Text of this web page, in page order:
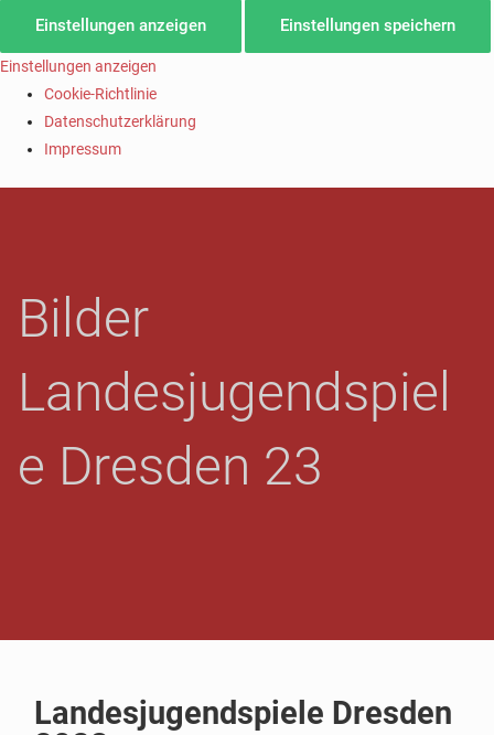
Einstellungen anzeigen Einstellungen speichern
Einstellungen anzeigen
Cookie-Richtlinie
Datenschutzerklärung
Impressum
BT. L
Bilder
Landesjugendspiel
e Dresden 23
Landesjugendspiele Dresden